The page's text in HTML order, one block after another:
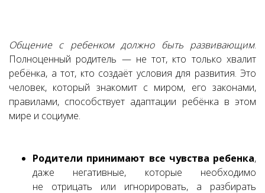
Общение с ребенком должно быть развивающим.
Полноценный родитель — не тот, кто только хвалит
ребёнка, а тот, кто создаёт условия для развития. Это
человек, который знакомит с миром, его законами,
правилами, способствует адаптации ребёнка в этом
мире и социуме.
Родители принимают все чувства ребенка,
даже негативные, которые необходимо
не отрицать или игнорировать, а разбирать